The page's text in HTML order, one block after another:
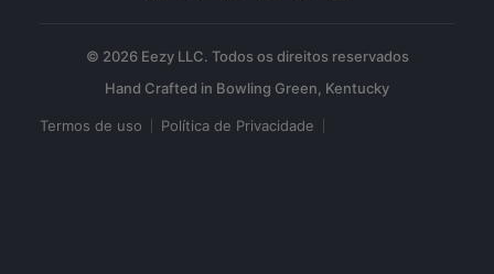
© 2026 Eezy LLC. Todos os direitos reservados
Termos de uso Política de Privacidade